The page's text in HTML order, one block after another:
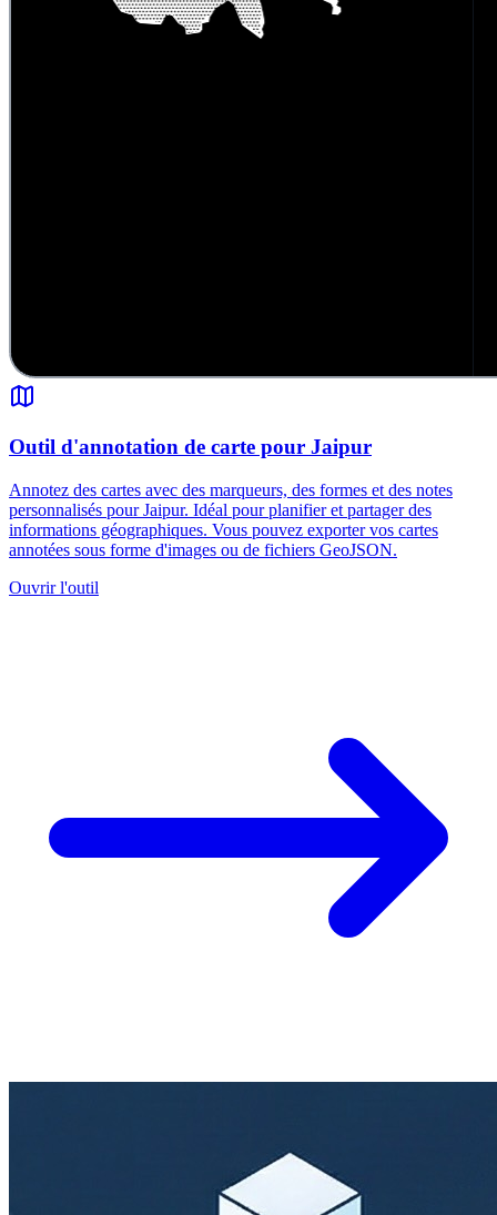
Outil d'annotation de carte pour Jaipur
Annotez des cartes avec des marqueurs, des formes et des notes
personnalisés pour Jaipur. Idéal pour planifier et partager des
informations géographiques. Vous pouvez exporter vos cartes
annotées sous forme d'images ou de fichiers GeoJSON.
Ouvrir l'outil